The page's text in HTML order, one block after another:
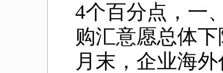
4个百分点，一
购汇意愿总体
月末，企业海